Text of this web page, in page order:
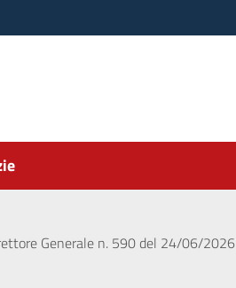
Generale n. 590 del 24/06/2026